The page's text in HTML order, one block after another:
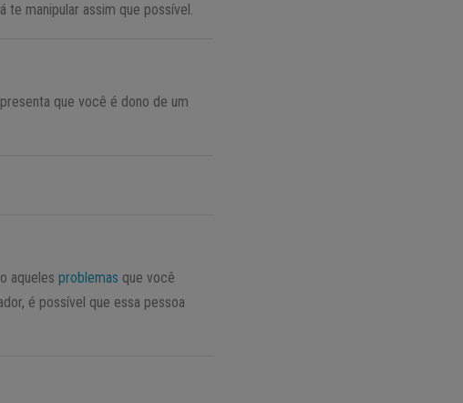
te manipular assim que possível.
que você é dono de um
aquelesproblemas que você
é possível que essa pessoa